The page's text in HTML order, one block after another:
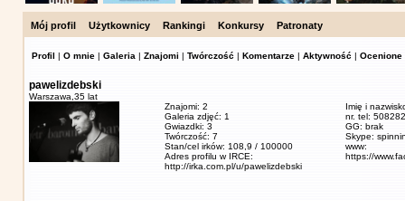
Mój profil Użytkownicy Rankingi Konkursy Patronaty
Profil | O mnie | Galeria | Znajomi | Twórczość | Komentarze | Aktywność | Ocenione
pawelizdebski
Warszawa, 35 lat
Znajomi: 2
Galeria zdjęć: 1
Gwiazdki: 3
Twórczość: 7
Stan/cel irków: 108,9 / 100000
Adres profilu w IRCE:
http://irka.com.pl/u/pawelizdebski
Imię i
nr. tel:
GG: brak
Skype:
www:
https://